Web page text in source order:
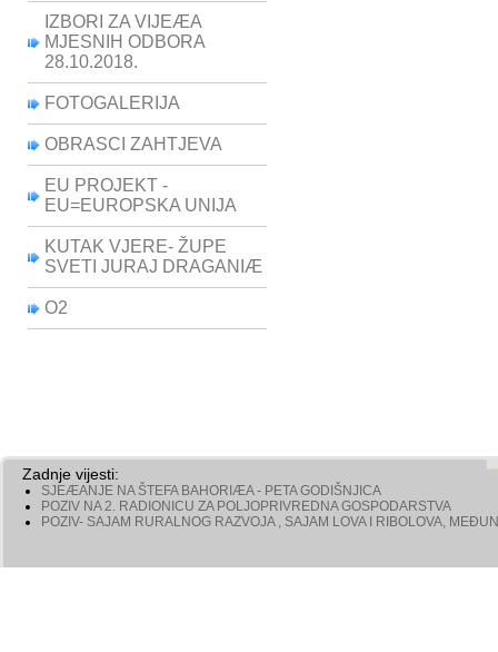
IZBORI ZA VIJEÆA
MJESNIH ODBORA
28.10.2018.
FOTOGALERIJA
OBRASCI ZAHTJEVA
EU PROJEKT -
EU=EUROPSKA UNIJA
KUTAK VJERE- ŽUPE
SVETI JURAJ DRAGANIÆ
O2
Zadnje vijesti:
SJEÆANJE NA ŠTEFA BAHORIÆA - PETA GODIŠNJICA
POZIV NA 2. RADIONICU ZA POLJOPRIVREDNA GOSPODARSTVA
POZIV- SAJAM RURALNOG RAZVOJA , SAJAM LOVA I RIBOLOVA,